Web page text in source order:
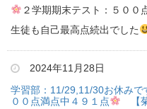
２学期期末テスト：５００
生徒も自己最高点続出でした
2024年11月28日
学習部：11/29,11/30お休み
００点満点中４９１点
【